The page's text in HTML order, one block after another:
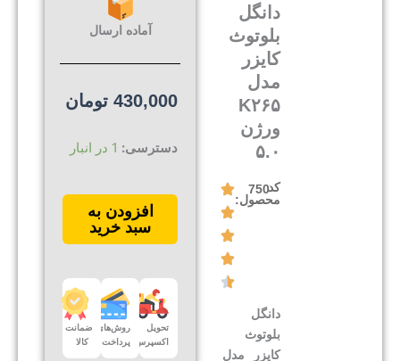
دانگل
بلوتوث
کایزر
مدل
K۲۶۵
ورژن
۵.۰
کد
محصول:
750
دانگل
بلوتوث
کایزر مدل
آماده ارسال
430,000 تومان
دسترسی: 1 در انبار
دانگل
مدل
K265افزودن به
سبد خرید
تحویل
اکسپرس
روش‌های
پرداخت
ضمانت
کالا